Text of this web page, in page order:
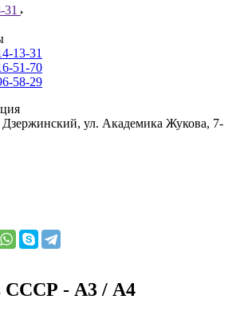
31
13-31
51-70
58-29
Дзержинский, ул. Академика Жукова, 7-
СССР - А3 / А4